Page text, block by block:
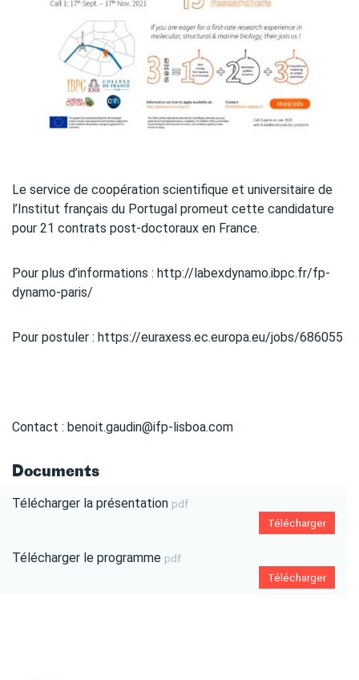
Le service de coopération scientifique et universitaire de
l’Institut français du Portugal promeut cette candidature
pour 21 contrats post-doctoraux en France.
Pour plus d’informations : http://labexdynamo.ibpc.fr/fp-
dynamo-paris/
Pour postuler : https://euraxess.ec.europa.eu/jobs/686055
Contact : benoit.gaudin@ifp-lisboa.com
Documents
Télécharger la présentation pdf
Télécharger
Télécharger le programme pdf
Télécharger